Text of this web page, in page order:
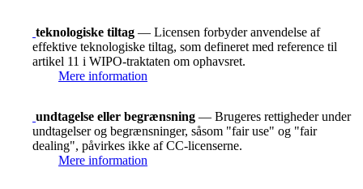
teknologiske tiltag — Licensen forbyder anvendelse af
effektive teknologiske tiltag, som defineret med reference til
artikel 11 i WIPO-traktaten om ophavsret.
Mere information
undtagelse eller begrænsning — Brugeres rettigheder under
undtagelser og begrænsninger, såsom "fair use" og "fair
dealing", påvirkes ikke af CC-licenserne.
Mere information